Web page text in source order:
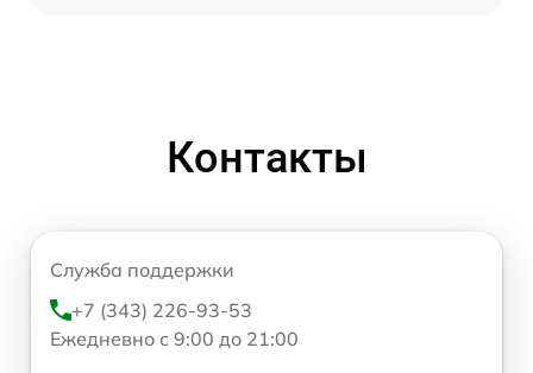
Контакты
Служба поддержки
+7 (343) 226-93-53
Ежедневно с 9:00 до 21:00